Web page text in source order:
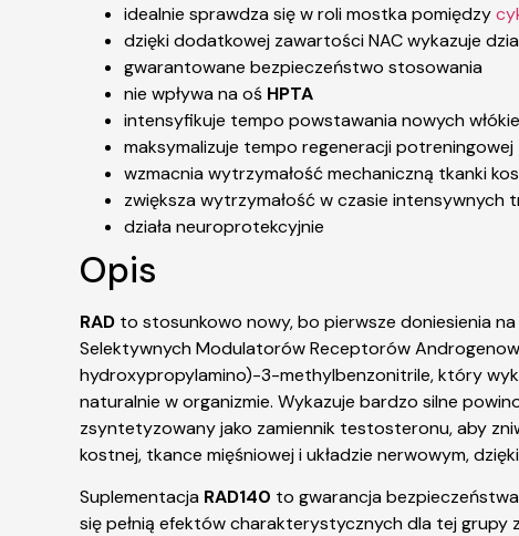
idealnie sprawdza się w roli mostka pomiędzy
dzięki dodatkowej zawartości NAC wykazuje
gwarantowane bezpieczeństwo stosowania
nie wpływa na oś HPTA
intensyfikuje tempo powstawania nowych
maksymalizuje tempo regeneracji potreningowej
wzmacnia wytrzymałość mechaniczną tkanki
zwiększa wytrzymałość w czasie intensywnych
działa neuroprotekcyjnie
Opis
RAD to stosunkowo nowy, bo pierwsze doniesienia
Selektywnych Modulatorów Receptorów
hydroxypropylamino)-3-methylbenzonitrile, który
naturalnie w organizmie. Wykazuje bardzo silne
zsyntetyzowany jako zamiennik testosteronu, aby
kostnej, tkance mięśniowej i układzie nerwowym,
Suplementacja RAD140 to gwarancja
się pełnią efektów charakterystycznych dla tej grupy